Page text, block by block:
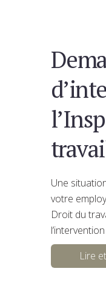
Une
votre
Droit du
Lire